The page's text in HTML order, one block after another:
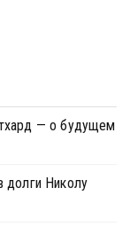
— о будущем
долги Николу